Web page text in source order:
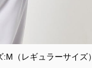
（レギュラーサイズ）